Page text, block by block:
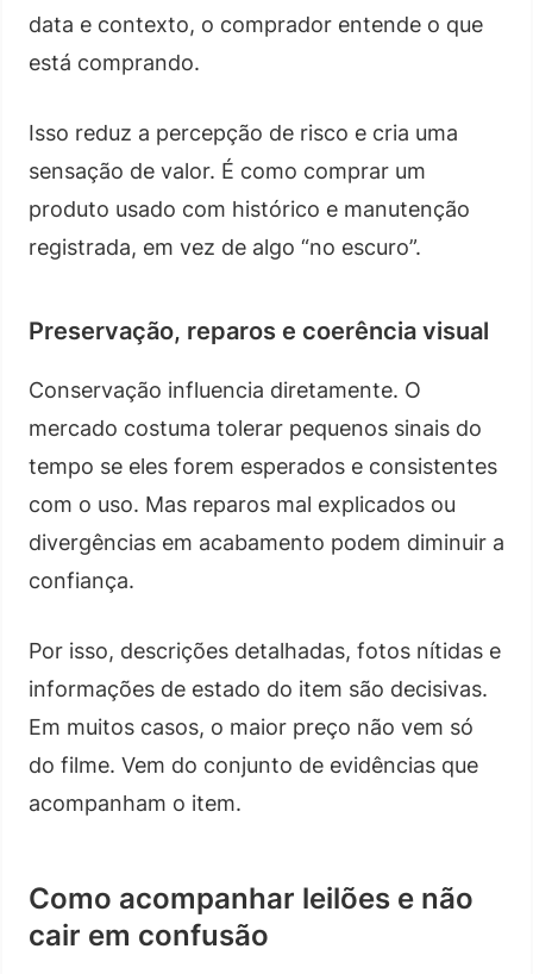
data e contexto, o comprador entende o que
está comprando.
Isso reduz a percepção de risco e cria uma
sensação de valor. É como comprar um
produto usado com histórico e manutenção
registrada, em vez de algo “no escuro”.
Preservação, reparos e coerência visual
Conservação influencia diretamente. O
mercado costuma tolerar pequenos sinais do
tempo se eles forem esperados e consistentes
com o uso. Mas reparos mal explicados ou
divergências em acabamento podem diminuir a
confiança.
Por isso, descrições detalhadas, fotos nítidas e
informações de estado do item são decisivas.
Em muitos casos, o maior preço não vem só
do filme. Vem do conjunto de evidências que
acompanham o item.
Como acompanhar leilões e não
cair em confusão